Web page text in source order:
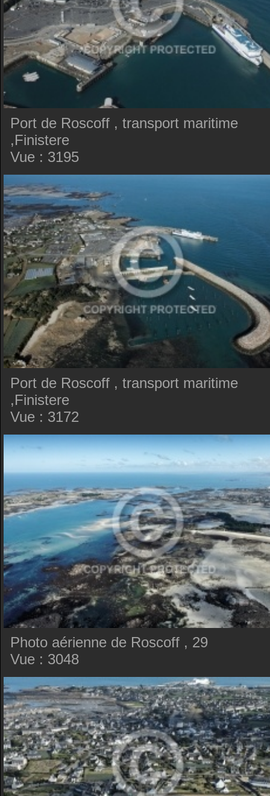
Port de Roscoff , transport maritime
,Finistere
Vue : 3195
Port de Roscoff , transport maritime
,Finistere
Vue : 3172
Photo aérienne de Roscoff , 29
Vue : 3048